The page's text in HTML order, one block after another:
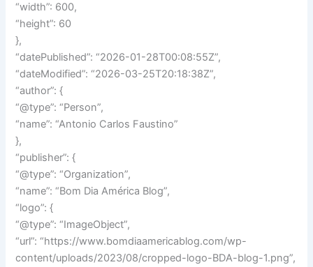
“width”: 600,
“height”: 60
},
“datePublished”: “2026-01-28T00:08:55Z”,
“dateModified”: “2026-03-25T20:18:38Z”,
“author”: {
“@type”: “Person”,
“name”: “Antonio Carlos Faustino”
},
“publisher”: {
“@type”: “Organization”,
“name”: “Bom Dia América Blog”,
“logo”: {
“@type”: “ImageObject”,
“url”: “https://www.bomdiaamericablog.com/wp-
content/uploads/2023/08/cropped-logo-BDA-blog-1.png”,